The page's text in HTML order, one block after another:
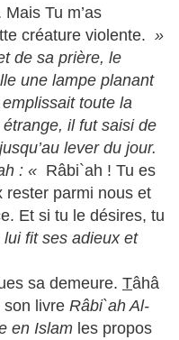
Tu m’as
créature violente. »
de sa prière, le
une lampe planant
toute la
il fut saisi de
lever du jour.
: « Râbi`ah ! Tu es
rester parmi nous et
Et si tu le désires, tu
lui fit ses adieux et
sa demeure. Tâhâ
son livre Râbi`ah Al-
en Islam les propos